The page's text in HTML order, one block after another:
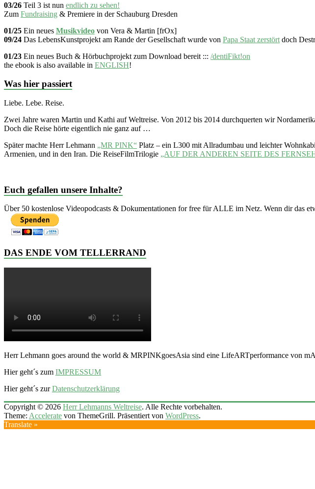
03/26 Teil 3 ist nun endlich zu sehen!
Zum Fundraising & Premiere in der Schauburg Dresden
01/25 Ein neues Musikvideo von Vera & Martin [frOx]
09/24 Das LebensKunstprojekt am Rande der Gesellschaft wurde von Papa Staat zerstört doch
01/23 Ein neues Buch & Hörbuchprojekt zum Download bereit ::: /dentiFikt!on
the ebook is also available in ENGLISH!
Was hier passiert
Liebe. Lebe. Reise.
Zwei Jahre waren Martin und Kathi auf Weltreise. Von 2012 bis 2014 durchquerten wir
Doch die Reise hörte eigentlich nie ganz auf …
Später machte Herr Lehmann „MR PINK“ Platz – ein L300 mit Allradumbau und leichter
Armenien, und in den Iran. Die ReiseFilmTrilogie „AUF DER ANDEREN SEITE DES
Euch gefallen unsere Inhalte?
Über 50 kostenlose Videopodcasts & Dokumentationen for free für ALLE im Netz. Wenn dir das
DAS ENDE VOM TELLERRAND
Herr Lehmann goes around the world & MRPINKgoesAsia sind eine LifeARTperformance von
Hier geht´s zum IMPRESSUM
Hier geht´s zurDatenschutzerklärung
Copyright © 2026 Herr Lehmanns Weltreise. Alle Rechte vorbehalten.
Theme: Accelerate von ThemeGrill. Präsentiert von WordPress.
Translate »